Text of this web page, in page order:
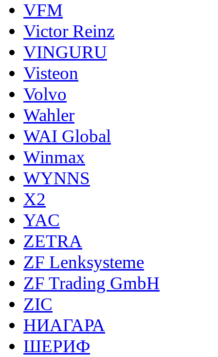
VFM
Victor Reinz
VINGURU
Visteon
Volvo
Wahler
WAI Global
Winmax
WYNNS
X2
YAC
ZETRA
ZF Lenksysteme
ZF Trading GmbH
ZIC
НИАГАРА
ШЕРИФ